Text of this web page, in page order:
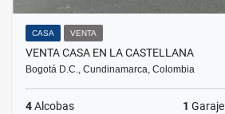
CASA VENTA
VENTA CASA EN LA CASTELLANA
Bogotá D.C., Cundinamarca, Colombia
4Alcobas 1 Garaje